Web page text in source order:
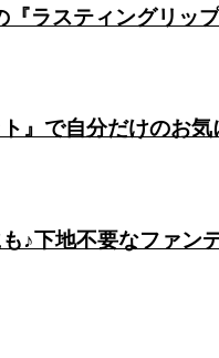
ラスティングリッ
』で自分だけのお
♪下地不要なファン